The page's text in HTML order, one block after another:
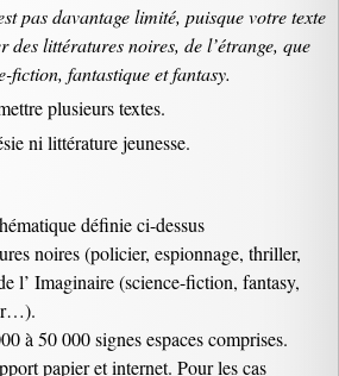
pas davantage limité, puisque votre texte
des littératures noires, de l’étrange, que
fiction, fantastique et fantasy.
plusieurs textes.
ni littérature jeunesse.
définie ci-dessus
noires (policier, espionnage, thriller,
l’ Imaginaire (science-fiction, fantasy,
à 50 000 signes espaces comprises.
papier et internet. Pour les cas